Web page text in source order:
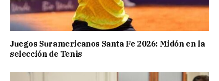
Juegos Suramericanos Santa Fe 2026: Midón en la
selección de Tenis